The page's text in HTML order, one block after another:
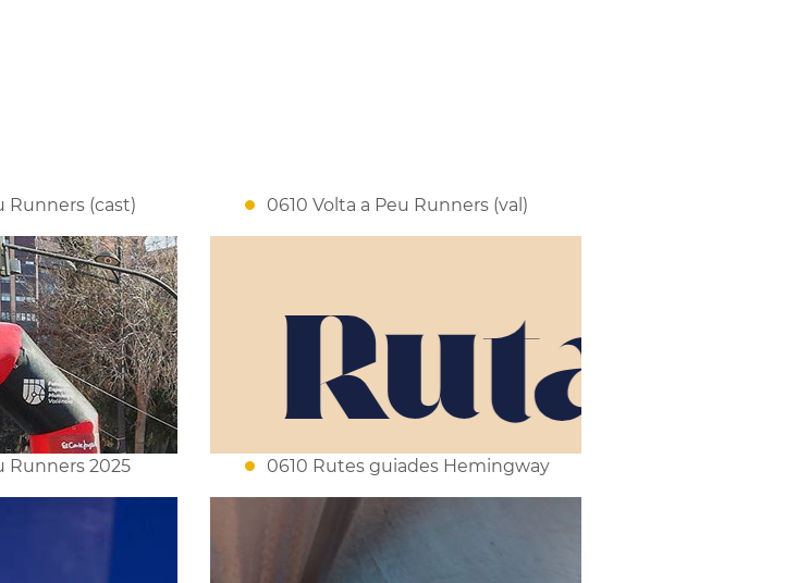
Runners (cast) 0610 Volta a Peu Runners (val)
Runners 2025 0610 Rutes guiades Hemingway